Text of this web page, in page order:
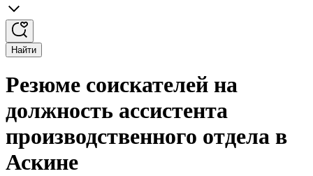
Найти
Резюме соискателей на
должность ассистента
производственного отдела в
Аскине